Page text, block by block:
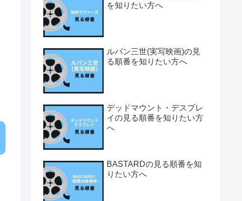
を知りたい方へ
ルパン三世(実写映画)の見
る順番を知りたい方へ
デッドマウント・デスプレ
イの見る順番を知りたい方
へ
BASTARDの見る順番を知
りたい方へ